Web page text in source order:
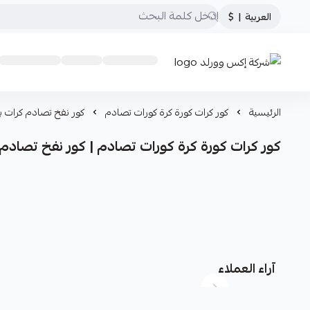
العربية |
$
شركة إكس وورلد
الرئيسية كور كرات كورة كرة كورات تصادم كور نفخ تصادم كرات
كور كرات كورة كرة كورات تصادم | كور نفخ
آراء العملاء